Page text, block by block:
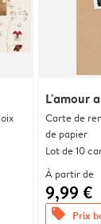
L'amour
Carte de
de papier
Lot de 10
À partir de
9,99 €
offers Prix